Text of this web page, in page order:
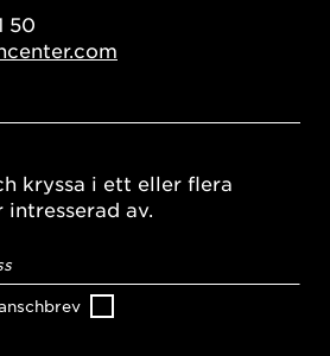
50
kryssa i ett eller flera
av.